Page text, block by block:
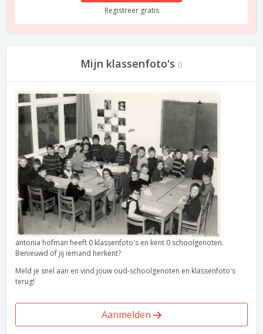
Registreer gratis
Mijn klassenfoto's 0
antonia hofman heeft 0 klassenfoto's en kent 0 schoolgenoten.
Benieuwd of jij iemand herkent?
Meld je snel aan en vind jouw oud-schoolgenoten en klassenfoto's
terug!
Aanmelden